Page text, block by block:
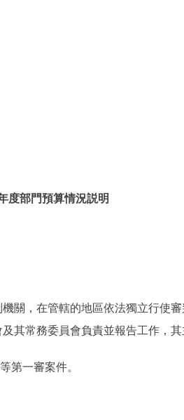
度部門預算情況説明
，在管轄的地區依法獨立行使審
其常務委員會負責並報告工作，其
第一審案件。